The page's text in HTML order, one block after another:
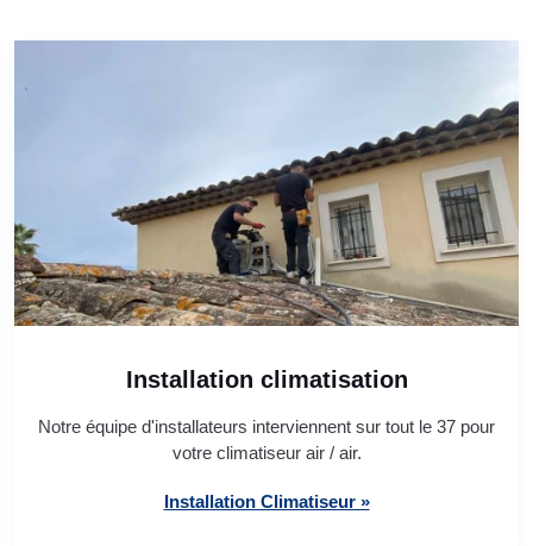
Installation climatisation
Notre équipe d'installateurs interviennent sur tout le 37 pour
votre climatiseur air / air.
Installation Climatiseur »